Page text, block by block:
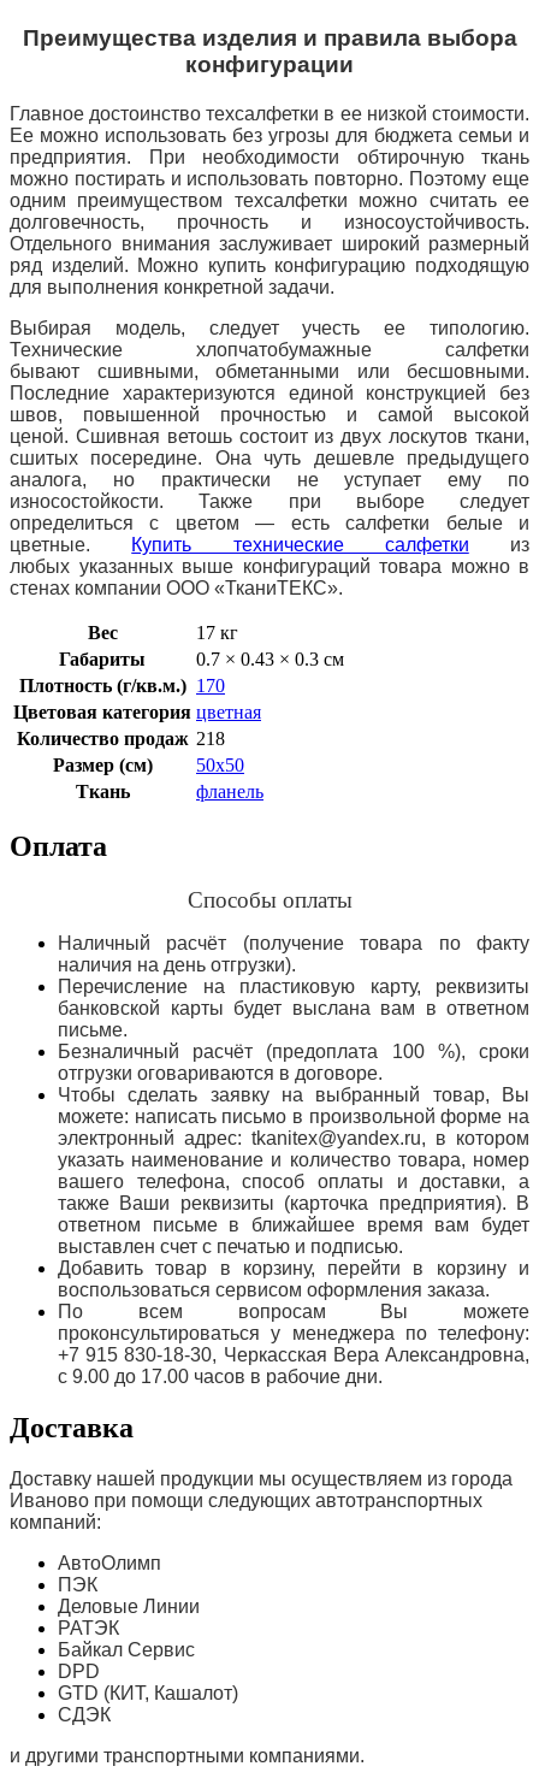
Преимущества изделия и правила выбора
конфигурации
Главное достоинство техсалфетки в ее низкой стоимости.
Ее можно использовать без угрозы для бюджета семьи и
предприятия. При необходимости обтирочную ткань
можно постирать и использовать повторно. Поэтому еще
одним преимуществом техсалфетки можно считать ее
долговечность, прочность и износоустойчивость.
Отдельного внимания заслуживает широкий размерный
ряд изделий. Можно купить конфигурацию подходящую
для выполнения конкретной задачи.
Выбирая модель, следует учесть ее типологию.
Технические хлопчатобумажные салфетки
бывают сшивными, обметанными или бесшовными.
Последние характеризуются единой конструкцией без
швов, повышенной прочностью и самой высокой
ценой. Сшивная ветошь состоит из двух лоскутов ткани,
сшитых посередине. Она чуть дешевле предыдущего
аналога, но практически не уступает ему по
износостойкости. Также при выборе следует
определиться с цветом — есть салфетки белые и
цветные.
Купить технические салфетки из
любых указанных выше конфигураций товара можно в
стенах компании ООО «ТканиТЕКС».
Вес
17 кг
Габариты
0.7 × 0.43 × 0.3 см
Плотность (г/кв.м.) 170
Цветовая категория цветная
Количество продаж 218
Размер (см)
50х50
Ткань
фланель
Оплата
Способы оплаты
Наличный расчёт (получение товара по факту
наличия на день отгрузки).
Перечисление на пластиковую карту, реквизиты
банковской карты будет выслана вам в ответном
письме.
Безналичный расчёт (предоплата 100 %), сроки
отгрузки оговариваются в договоре.
Чтобы сделать заявку на выбранный товар, Вы
можете: написать письмо в произвольной форме на
электронный адрес: tkanitex@yandex.ru, в котором
указать наименование и количество товара, номер
вашего телефона, способ оплаты и доставки, а
также Ваши реквизиты (карточка предприятия). В
ответном письме в ближайшее время вам будет
выставлен счет с печатью и подписью.
Добавить товар в корзину, перейти в корзину и
воспользоваться сервисом оформления заказа.
По всем вопросам Вы можете
проконсультироваться у менеджера по телефону:
+7 915 830-18-30, Черкасская Вера Александровна,
с 9.00 до 17.00 часов в рабочие дни.
Доставка
Доставку нашей продукции мы осуществляем из города
Иваново при помощи следующих автотранспортных
компаний:
АвтоОлимп
ПЭК
Деловые Линии
РАТЭК
Байкал Сервис
DPD
GTD (КИТ, Кашалот)
СДЭК
и другими транспортными компаниями.